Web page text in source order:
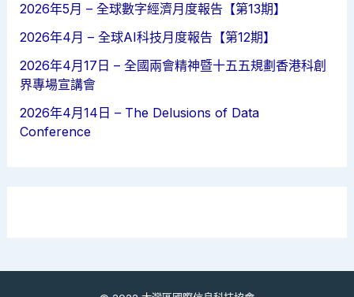
2026年5月 – 全球數字經濟月度報告【第13期】
2026年4月 – 全球AI科技月度報告【第12期】
2026年4月17日 – 全國兩會精神暨十五五規劃香港科創
界專場宣講會
2026年4月14日 – The Delusions of Data
Conference